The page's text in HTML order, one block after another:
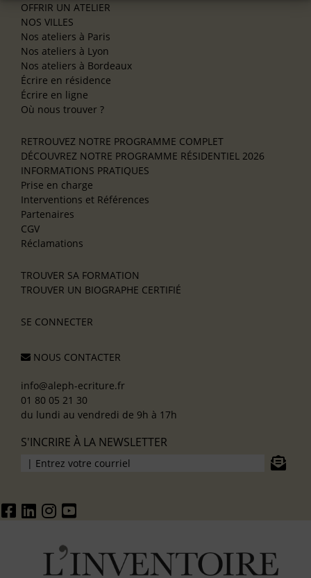
OFFRIR UN ATELIER
NOS VILLES
Nos ateliers à Paris
Nos ateliers à Lyon
Nos ateliers à Bordeaux
Écrire en résidence
Écrire en ligne
Où nous trouver ?
RETROUVEZ NOTRE PROGRAMME COMPLET
DÉCOUVREZ NOTRE PROGRAMME RÉSIDENTIEL 2026
INFORMATIONS PRATIQUES
Prise en charge
Interventions et Références
Partenaires
CGV
Réclamations
TROUVER SA FORMATION
TROUVER UN BIOGRAPHE CERTIFIÉ
SE CONNECTER
NOUS CONTACTER
info@aleph-ecriture.fr
01 80 05 21 30
du lundi au vendredi de 9h à 17h
S'INCRIRE À LA NEWSLETTER